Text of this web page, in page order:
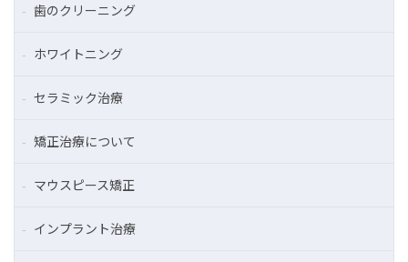
歯のクリーニング
ホワイトニング
セラミック治療
矯正治療について
マウスピース矯正
インプラント治療